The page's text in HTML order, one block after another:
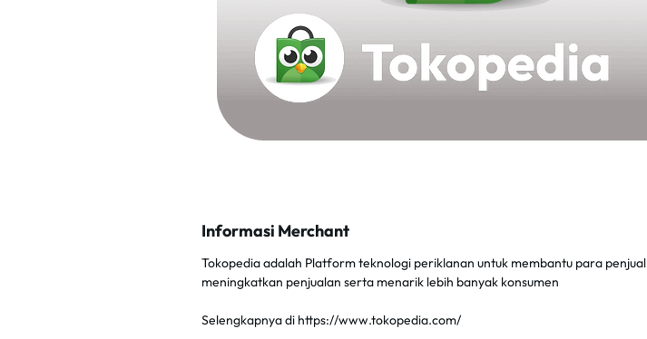
Informasi Merchant
Tokopedia adalah Platform teknologi periklanan untuk membantu para penjual
meningkatkan penjualan serta menarik lebih banyak konsumen
Selengkapnya di https://www.tokopedia.com/